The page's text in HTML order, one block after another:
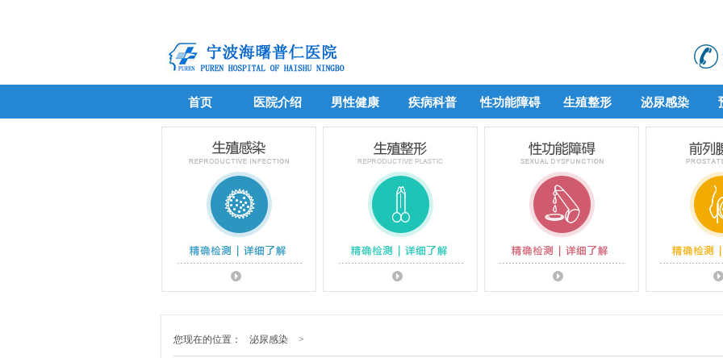
首页 医院介绍
医院介绍
男性健康 疾病科普
疾病科普
性功能障碍 生殖整形
生殖整形
泌尿感染
您现在的位置： 泌尿感染 >